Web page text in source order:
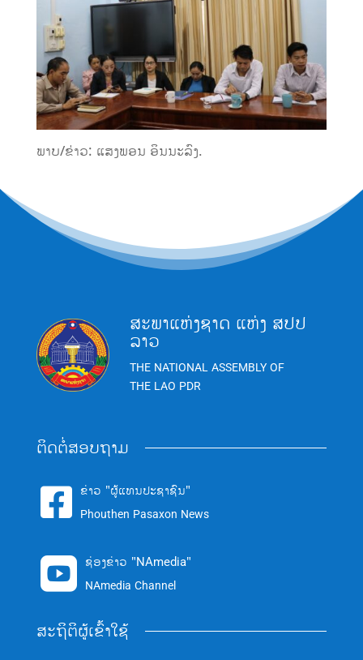
ພາບ/ຂ່າວ: ແສງພອນ ອິນນະລົງ.
ສະພາແຫ່ງຊາດ ແຫ່ງ ສປປ
ລາວ
THE NATIONAL ASSEMBLY OF
THE LAO PDR
ຕິດຕໍ່ສອບຖາມ
 ຂ່າວ "ຜູ້ແທນປະຊາຊົນ"
Phouthen Pasaxon News
 ຊ່ອງຂ່າວ "NAmedia"
NAmedia Channel
ສະຖິຕິຜູ້ເຂົ້າໃຊ້